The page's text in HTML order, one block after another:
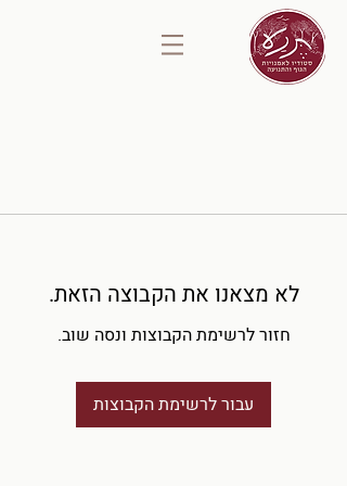
לא מצאנו את הקבוצה הזאת.
חזור לרשימת הקבוצות ונסה שוב.
עבור לרשימת הקבוצות